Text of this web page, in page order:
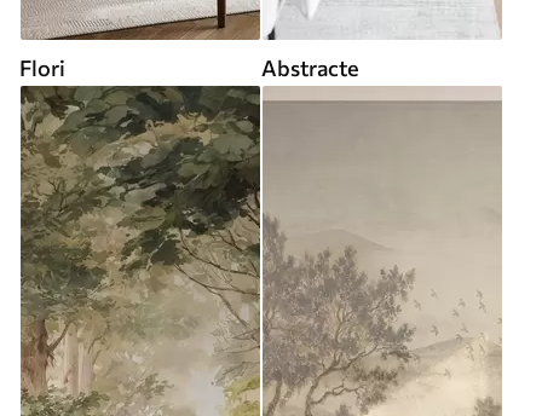
Flori Abstracte